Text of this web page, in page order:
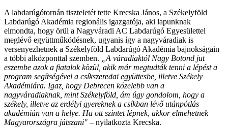
A labdarúgótornán tiszteletét tette Krecska János, a Székelyföld
Labdarúgó Akadémia regionális igazgatója, aki lapunknak
elmondta, hogy örül a Nagyváradi AC Labdarúgó Egyesülettel
meglévő együttműködésnek, ugyanis így a nagyváradiak is
versenyezhetnek a Székelyföld Labdarúgó Akadémia bajnokságain
a többi alközponttal szemben.
„A váradiaktól Nagy Botond jut
eszembe azok a fiatalok közül, akik már megtudták tenni a lépést a
program segítségével a csíkszeredai együttesbe, illetve Székely
Akadémiára. Igaz, hogy Debrecen közelebb van a
nagyváradiaknak, mint Székelyföld, ám úgy gondolom, hogy a
székely, illetve az erdélyi gyereknek a csíkban lévő utánpótlás
akadémián van a helye. Ha ott szintet lépnek, akkor elmehetnek
Magyarországra játszani" – nyilatkozta Krecska.